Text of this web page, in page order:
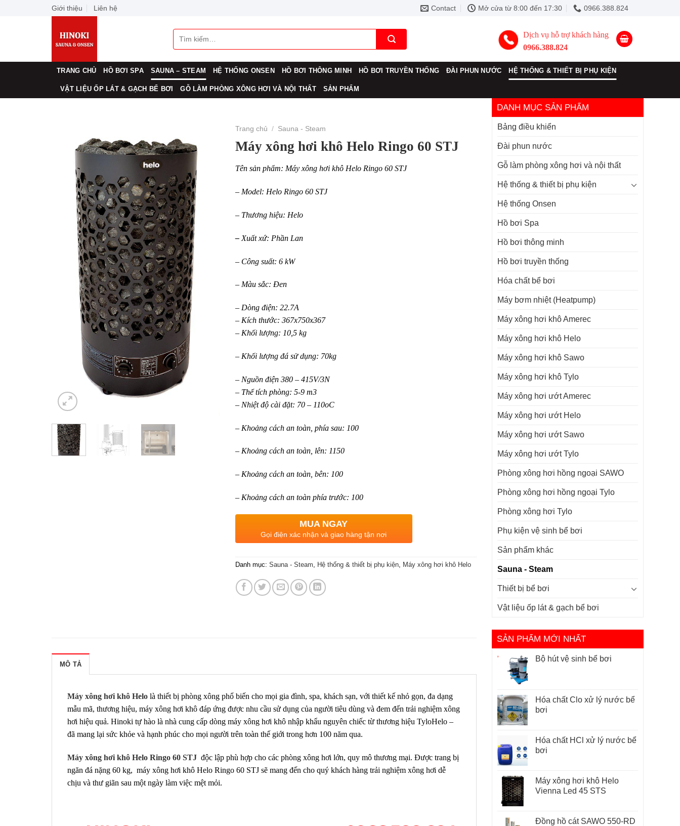
Giới thiệu Liên hệ Contact Mở cửa từ 8:00 đến 17:30 0966.388.824
Tìm
kiếm:
Dịch vụ hỗ trợ khách hàng
0966.388.824
TRANG CHỦ HỒ BƠI SPA SAUNA – STEAM HỆ THỐNG ONSEN HỒ BƠI THÔNG MINH HỒ BƠI TRUYỀN THỐNG ĐÀI PHUN NƯỚC HỆ THỐNG & THIẾT BỊ PHỤ KIỆN
VẬT LIỆU ỐP LÁT & GẠCH BỂ BƠI GỖ LÀM PHÒNG XÔNG HƠI VÀ NỘI THẤT SẢN PHẨM
DANH MỤC SẢN PHẨM
Bảng điều khiển
Đài phun nước
Gỗ làm phòng xông hơi và nội thất
Hệ thống & thiết bị phụ kiện
Hệ thống Onsen
Hồ bơi Spa
Hồ bơi thông minh
Hồ bơi truyền thống
Hóa chất bể bơi
Máy bơm nhiệt (Heatpump)
Máy xông hơi khô Amerec
Máy xông hơi khô Helo
Máy xông hơi khô Sawo
Máy xông hơi khô Tylo
Máy xông hơi ướt Amerec
Máy xông hơi ướt Helo
Máy xông hơi ướt Sawo
Máy xông hơi ướt Tylo
Phòng xông hơi hồng ngoại SAWO
Phòng xông hơi hồng ngoại Tylo
Phòng xông hơi Tylo
Phụ kiện vệ sinh bể bơi
Sản phẩm khác
Sauna - Steam
Thiết bị bể bơi
Vật liệu ốp lát & gạch bể bơi
SẢN PHẨM MỚI NHẤT
Bộ hút vệ sinh bể bơi
Hóa chất Clo xử lý nước bể
bơi
Hóa chất HCl xử lý nước bể
bơi
Máy xông hơi khô Helo
Vienna Led 45 STS
Đồng hồ cát SAWO 550-RD
Trang chủ / Sauna - Steam
Máy xông hơi khô Helo Ringo 60 STJ
Tên sản phẩm: Máy xông hơi khô Helo Ringo 60 STJ
– Model: Helo Ringo 60 STJ
– Thương hiệu: Helo
– Xuất xứ: Phần Lan
– Công suất: 6 kW
– Màu sắc: Đen
– Dòng điện: 22.7A
– Kích thước: 367x750x367
– Khối lượng: 10,5 kg
– Khối lượng đá sử dụng: 70kg
– Nguồn điện 380 – 415V/3N
– Thể tích phòng: 5-9 m3
– Nhiệt độ cài đặt: 70 – 110oC
– Khoảng cách an toàn, phía sau: 100
– Khoảng cách an toàn, lên: 1150
– Khoảng cách an toàn, bên: 100
– Khoảng cách an toàn phía trước: 100
MUA NGAY
Gọi điện xác nhận và giao hàng tận nơi
Danh mục: Sauna - Steam Hệ thống & thiết bị phụ kiện, Máy xông hơi khô Helo
MÔ TẢ
Máy xông hơi khô Helo là thiết bị phòng xông phổ biến cho mọi gia đình, spa, khách sạn, với thiết kế nhỏ gọn, đa dạng
mẫu mã, thương hiệu, máy xông hơi khô đáp ứng được nhu cầu sử dụng của người tiêu dùng và đem đến trải nghiệm xông
hơi hiệu quả. Hinoki tự hào là nhà cung cấp dòng máy xông hơi khô nhập khẩu nguyên chiếc từ thương hiệu TyloHelo –
đã mang lại sức khỏe và hạnh phúc cho mọi người trên toàn thế giới trong hơn 100 năm qua.
Máy xông hơi khô Helo Ringo 60 STJ độc lập phù hợp cho các phòng xông hơi lớn, quy mô thương mại. Được trang bị
ngăn đá nặng 60 kg, máy xông hơi khô Helo Ringo 60 STJ sẽ mang đến cho quý khách hàng trải nghiệm xông hơi dễ
chịu và thư giãn sau một ngày làm việc mệt mỏi.